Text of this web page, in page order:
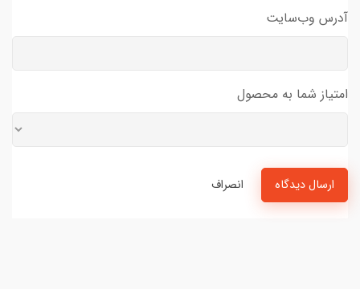
آدرس وب‌سایت
امتیاز شما به محصول
ارسال دیدگاه انصراف